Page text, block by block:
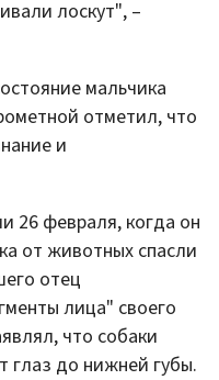
лоскут", –
мальчика
отметил, что
и
26 февраля, когда он
от животных спасли
отец
лица" своего
что собаки
глаз до нижней губы.